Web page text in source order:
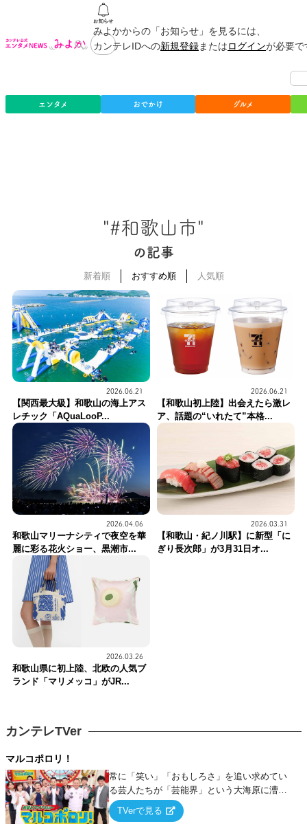
みよかからの「お知らせ」を見るには、
カンテレIDへの新規登録またはログインが必要
エンタメ おでかけ グルメ
"#和歌山市"
の記事
新着順 おすすめ順 人気順
2026.06.21
【関西最大級】和歌山の海上アス
レチック「AQuaLooP...
2026.06.21
【和歌山初上陸】出会えたら激レ
ア、話題の“いれたて”本格...
2026.04.06
和歌山マリーナシティで夜空を華
麗に彩る花火ショー、黒潮市...
2026.03.31
【和歌山・紀ノ川駅】に新型「に
ぎり長次郎」が3月31日オ...
2026.03.26
和歌山県に初上陸、北欧の人気ブ
ランド「マリメッコ」がJR...
カンテレTVer
マルコポロリ！
常に「笑い」「おもしろさ」を追い求めてい
る芸人たちが「芸能界」という大海原に漕ぎ
出でて、新たなオモシロ人間を発掘する！
TVerで見る